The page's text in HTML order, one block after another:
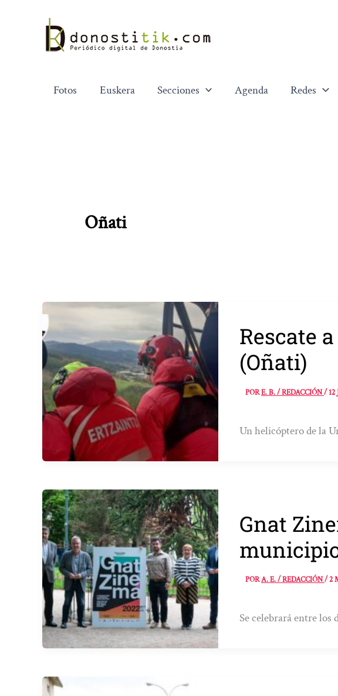
contenido
Fotos Euskera Secciones Agenda Redes
Oñati
Rescate
(Oñati)
PORE. B. / REDACCIÓN/12
Un helicóptero de la
Gnat
PORA. E. / REDACCIÓN/2
Se celebrará entre los